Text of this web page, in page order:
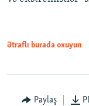
Ətraflı burada oxuyun
Paylaş